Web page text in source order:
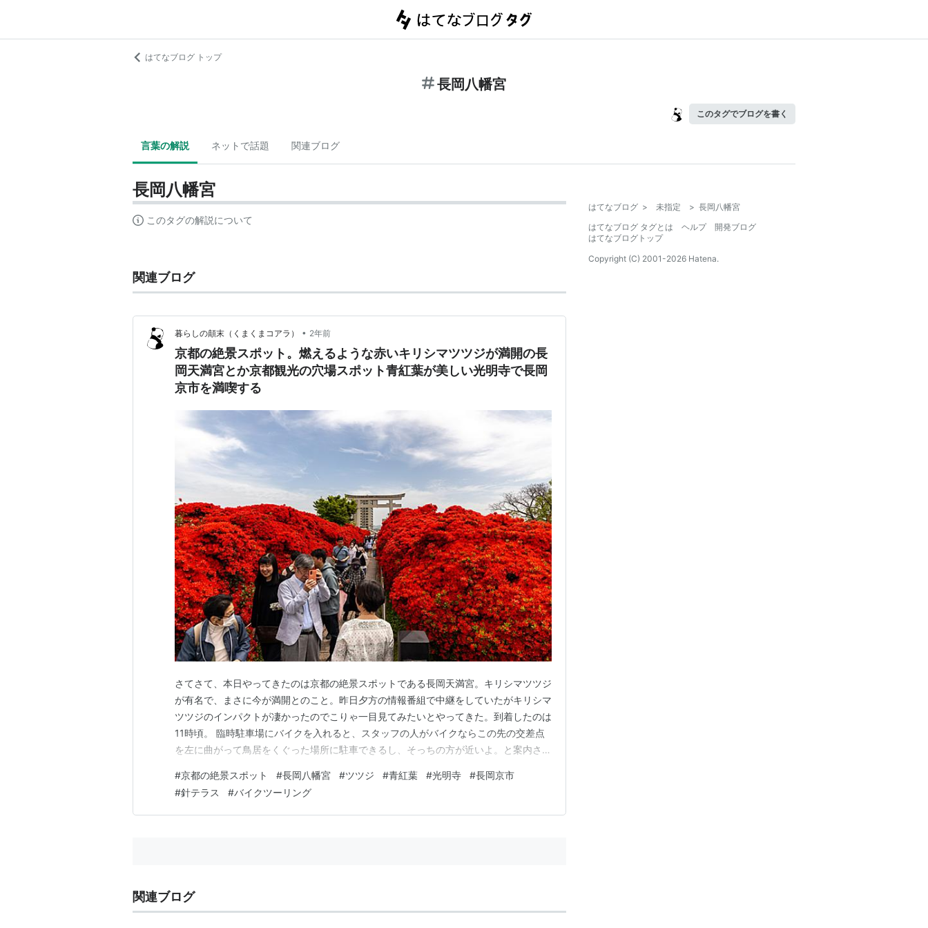
はてなブログ トップ
長岡八幡宮
このタグでブログを書く
言葉の解説 ネットで話題 関連ブログ
長岡八幡宮
このタグの解説について
関連ブログ
暮らしの顛末（くまくまコアラ） • 2年前
京都の絶景スポット。燃えるような赤いキリシマツツジが満開の長
岡天満宮とか京都観光の穴場スポット青紅葉が美しい光明寺で長岡
京市を満喫する
さてさて、本日やってきたのは京都の絶景スポットである長岡天満宮。キリシマツツジ
が有名で、まさに今が満開とのこと。昨日夕方の情報番組で中継をしていたがキリシマ
ツツジのインパクトが凄かったのでこりゃ一目見てみたいとやってきた。到着したのは
11時頃。 臨時駐車場にバイクを入れると、スタッフの人がバイクならこの先の交差点
を左に曲がって鳥居をくぐった場所に駐車できるし、そっちの方が近いよ。と案内さ
で、行ってみるとほほん、まさに長岡天満宮の目の前ではないか。 キリシマツツジの
密集度にビックリ！京都長岡京市の長岡天満宮 京都観光の穴…
#京都の絶景スポット #長岡八幡宮 #ツツジ #青紅葉 #光明寺 #長岡京市
#針テラス #バイクツーリング
関連ブログ
はてなブログ > 未指定 > 長岡八幡宮
はてなブログ タグとは
ヘルプ
開発ブログ
はてなブログトップ
Copyright (C) 2001-2026 Hatena.